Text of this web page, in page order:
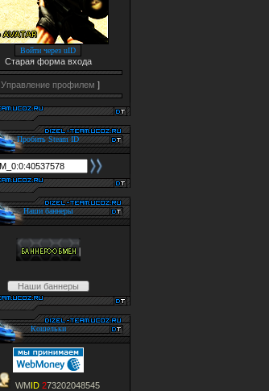
Войти через uID
Старая форма входа
Управление профилем ]
Пробить Steam ID
Наши баннеры
Наши баннеры
Кошельки
WMID 273202048545